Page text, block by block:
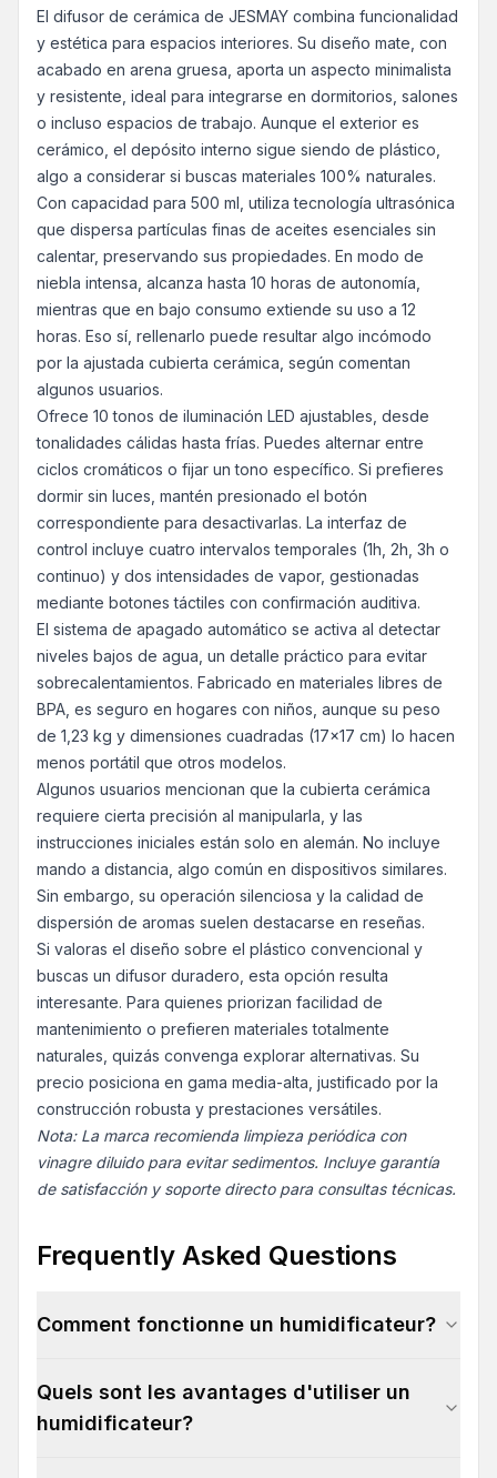
El difusor de cerámica de JESMAY combina funcionalidad
y estética para espacios interiores. Su diseño mate, con
acabado en arena gruesa, aporta un aspecto minimalista
y resistente, ideal para integrarse en dormitorios, salones
o incluso espacios de trabajo. Aunque el exterior es
cerámico, el depósito interno sigue siendo de plástico,
algo a considerar si buscas materiales 100% naturales.
Con capacidad para 500 ml, utiliza tecnología ultrasónica
que dispersa partículas finas de aceites esenciales sin
calentar, preservando sus propiedades. En modo de
niebla intensa, alcanza hasta 10 horas de autonomía,
mientras que en bajo consumo extiende su uso a 12
horas. Eso sí, rellenarlo puede resultar algo incómodo
por la ajustada cubierta cerámica, según comentan
algunos usuarios.
Ofrece 10 tonos de iluminación LED ajustables, desde
tonalidades cálidas hasta frías. Puedes alternar entre
ciclos cromáticos o fijar un tono específico. Si prefieres
dormir sin luces, mantén presionado el botón
correspondiente para desactivarlas. La interfaz de
control incluye cuatro intervalos temporales (1h, 2h, 3h o
continuo) y dos intensidades de vapor, gestionadas
mediante botones táctiles con confirmación auditiva.
El sistema de apagado automático se activa al detectar
niveles bajos de agua, un detalle práctico para evitar
sobrecalentamientos. Fabricado en materiales libres de
BPA, es seguro en hogares con niños, aunque su peso
de 1,23 kg y dimensiones cuadradas (17x17 cm) lo hacen
menos portátil que otros modelos.
Algunos usuarios mencionan que la cubierta cerámica
requiere cierta precisión al manipularla, y las
instrucciones iniciales están solo en alemán. No incluye
mando a distancia, algo común en dispositivos similares.
Sin embargo, su operación silenciosa y la calidad de
dispersión de aromas suelen destacarse en reseñas.
Si valoras el diseño sobre el plástico convencional y
buscas un difusor duradero, esta opción resulta
interesante. Para quienes priorizan facilidad de
mantenimiento o prefieren materiales totalmente
naturales, quizás convenga explorar alternativas. Su
precio posiciona en gama media-alta, justificado por la
construcción robusta y prestaciones versátiles.
Nota: La marca recomienda limpieza periódica con
vinagre diluido para evitar sedimentos. Incluye garantía
de satisfacción y soporte directo para consultas técnicas.
Frequently Asked Questions
Comment fonctionne un humidificateur?
Quels sont les avantages d'utiliser un
humidificateur?